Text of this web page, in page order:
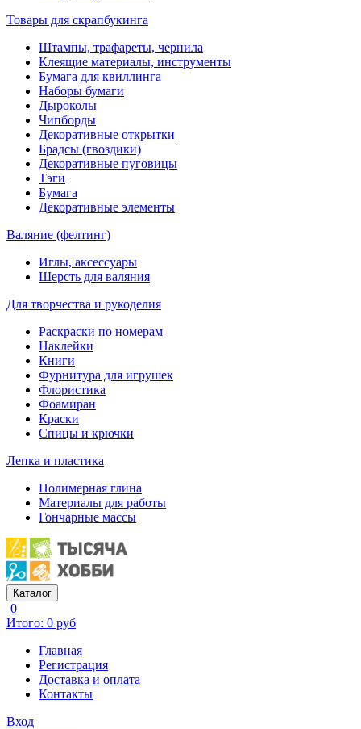
Товары для скрапбукинга
Штампы, трафареты, чернила
Клеящие материалы, инструменты
Бумага для квиллинга
Наборы бумаги
Дыроколы
Чипборды
Декоративные открытки
Брадсы (гвоздики)
Декоративные пуговицы
Тэги
Бумага
Декоративные элементы
Валяние (фелтинг)
Иглы, аксессуары
Шерсть для валяния
Для творчества и рукоделия
Раскраски по номерам
Наклейки
Книги
Фурнитура для игрушек
Флористика
Фоамиран
Краски
Спицы и крючки
Лепка и пластика
Полимерная глина
Материалы для работы
Гончарные массы
Каталог
0
Итого: 0 руб
Главная
Регистрация
Доставка и оплата
Контакты
Вход